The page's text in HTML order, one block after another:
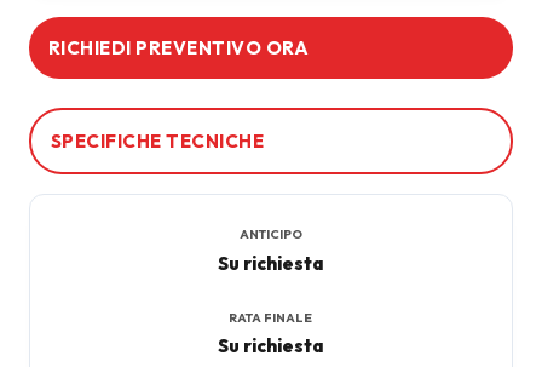
RICHIEDI PREVENTIVO ORA
SPECIFICHE TECNICHE
ANTICIPO
Su richiesta
RATA FINALE
Su richiesta
Un nostro esperto ti ricontatterà al più presto